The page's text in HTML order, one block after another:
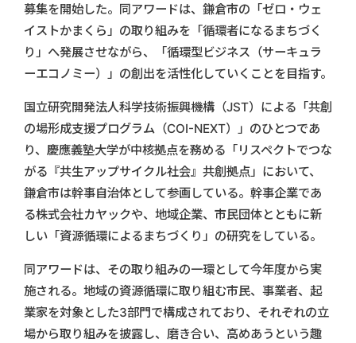
募集を開始した。同アワードは、鎌倉市の「ゼロ・ウェ
イストかまくら」の取り組みを「循環者になるまちづく
り」へ発展させながら、「循環型ビジネス（サーキュラ
ーエコノミー）」の創出を活性化していくことを目指す。
国立研究開発法人科学技術振興機構（JST）による「共創
の場形成支援プログラム（COI-NEXT）」のひとつであ
り、慶應義塾大学が中核拠点を務める「リスペクトでつな
がる『共生アップサイクル社会』共創拠点」において、
鎌倉市は幹事自治体として参画している。幹事企業であ
る株式会社カヤックや、地域企業、市民団体とともに新
しい「資源循環によるまちづくり」の研究をしている。
同アワードは、その取り組みの一環として今年度から実
施される。地域の資源循環に取り組む市民、事業者、起
業家を対象とした3部門で構成されており、それぞれの立
場から取り組みを披露し、磨き合い、高めあうという趣